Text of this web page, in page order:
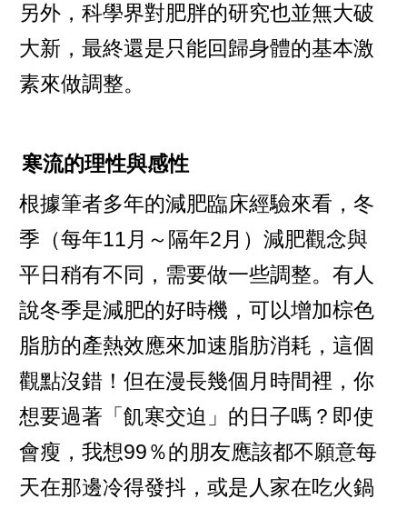
另外，科學界對肥胖的研究也並無大破
大新，最終還是只能回歸身體的基本激
素來做調整。
寒流的理性與感性
根據筆者多年的減肥臨床經驗來看，冬
季（每年11月～隔年2月）減肥觀念與
平日稍有不同，需要做一些調整。有人
說冬季是減肥的好時機，可以增加棕色
脂肪的產熱效應來加速脂肪消耗，這個
觀點沒錯！但在漫長幾個月時間裡，你
想要過著「飢寒交迫」的日子嗎？即使
會瘦，我想99％的朋友應該都不願意每
天在那邊冷得發抖，或是人家在吃火鍋